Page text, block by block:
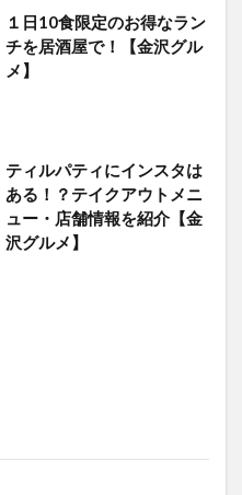
１日10食限定のお得なラン
チを居酒屋で！【金沢グル
メ】
ティルパティにインスタは
ある！？テイクアウトメニ
ュー・店舗情報を紹介【金
沢グルメ】